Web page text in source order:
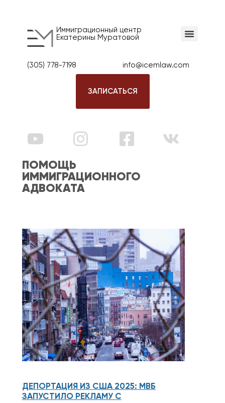
Иммиграционный центр
Екатерины Муратовой
(305) 778-7198 info@icemlaw.com
ЗАПИСАТЬСЯ
ПОМОЩЬ
ИММИГРАЦИОННОГО
АДВОКАТА
ДЕПОРТАЦИЯ ИЗ США 2025: МВБ
ЗАПУСТИЛО РЕКЛАМУ С